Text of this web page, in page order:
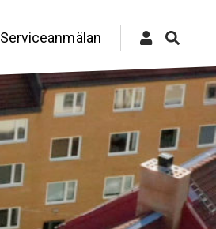
Serviceanmälan